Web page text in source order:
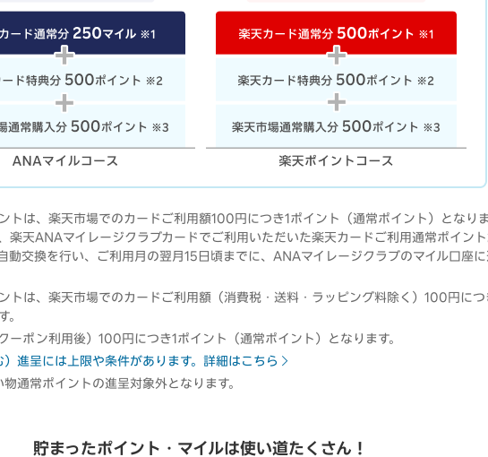
トは、楽天市場でのカードご利用額100円につき1ポイント（通常ポイント）となり
楽天ANAマイレージクラブカードでご利用いただいた楽天カードご利用通常ポイン
動交換を行い、ご利用月の翌月15日頃までに、ANAマイレージクラブのマイル口座
トは、楽天市場でのカードご利用額（消費税・送料・ラッピング料除く）100円につ
。
ーポン利用後）100円につき1ポイント（通常ポイント）となります。
進呈には上限や条件があります。詳細はこちら
通常ポイントの進呈対象外となります。
貯まったポイント・マイルは使い道たくさん！